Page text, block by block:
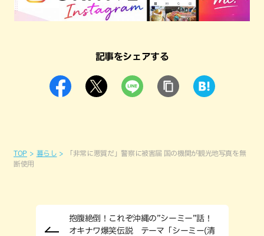
記事をシェアする
TOP 暮らし
「非常に悪質だ」警察に被害届 国の機関が観光地写真を無
断使用
抱腹絶倒！これぞ沖縄の”シーミー”話！
オキナワ爆笑伝説 テーマ「シーミー(清